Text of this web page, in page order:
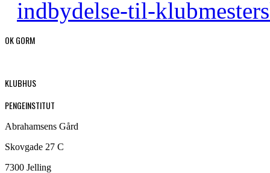
indbydelse-til-
OK GORM
KLUBHUS
PENGEINSTITUT
Abrahamsens Gård
Skovgade 27 C
7300 Jelling